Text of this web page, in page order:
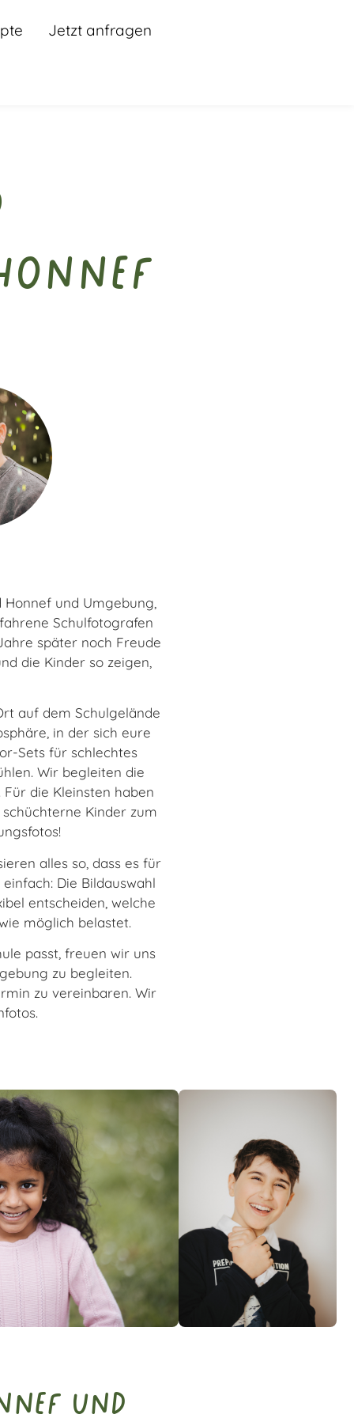
Jetzt anfragen
und Umgebung,
Schulfotografen
später noch Freude
die Kinder so zeigen,
auf dem Schulgelände
in der sich eure
Sets für schlechtes
Wir begleiten die
die Kleinsten haben
Kinder zum
alles so, dass es für
Die Bildauswahl
entscheiden, welche
möglich belastet.
passt, freuen wir uns
zu begleiten.
zu vereinbaren. Wir
und